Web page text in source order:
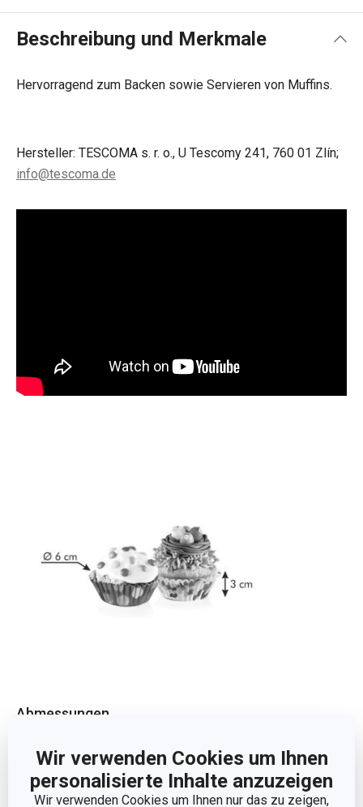
Wir verwenden Cookies um Ihnen
personalisierte Inhalte anzuzeigen
Wir verwenden Cookies um Ihnen nur das zu zeigen,
Beschreibung und Merkmale
Hervorragend zum Backen sowie Servieren von Muffins.
Hersteller: TESCOMA s. r. o., U Tescomy 241, 760 01 Zlín;
info@tescoma.de
Abmessungen
PRODUKTHÖHE (CM) 3
DURCHMESSER (CM) 6